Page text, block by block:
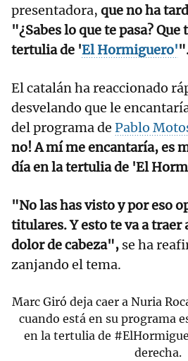
presentadora, que no ha
"¿Sabes lo que te pasa?
tertulia de 'El Hormiguero'
El catalán ha reaccionado
desvelando que le
del programa de Pablo
no! A mí me encantaría, es
día en la tertulia de 'El
"No las has visto y por eso
titulares. Y esto te va a traer
dolor de cabeza", se ha
zanjando el tema.
Marc Giró deja caer a Nuria
cuando está en su programa
en la tertulia de
derecha.